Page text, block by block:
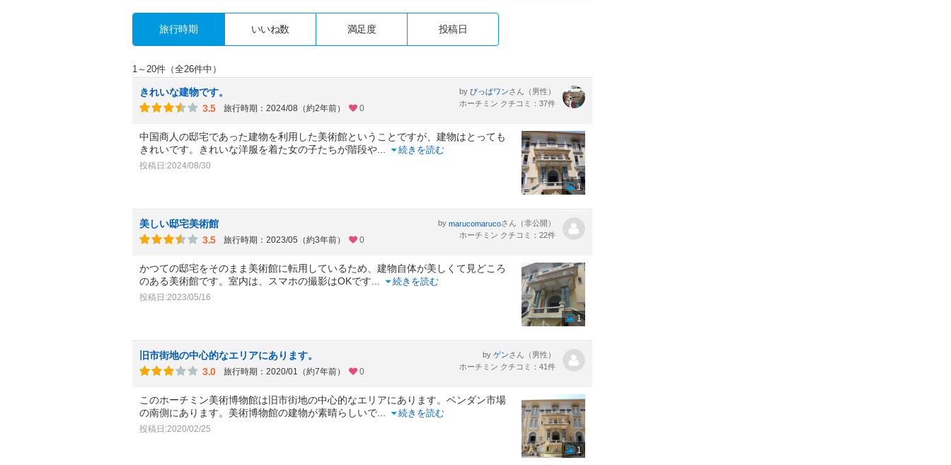
旅行時期 いいね数 満足度 投稿日
1～20件（全26件中）
きれいな建物です。
3.5
旅行時期：2024/08（約2年前） 0
by びっぱワンさん（男性）
ホーチミン クチコミ：37件
中国商人の邸宅であった建物を利用した美術館ということですが、建物はとっても
きれいです。きれいな洋服を着た女の子たちが階段や
続きを読む
投稿日:2024/08/30
1
美しい邸宅美術館
3.5
旅行時期：2023/05（約3年前） 0
by marucomarucoさん（非公開）
ホーチミン クチコミ：22件
かつての邸宅をそのまま美術館に転用しているため、建物自体が美しくて見どころ
のある美術館です。室内は、スマホの撮影はOKです
続きを読む
投稿日:2023/05/16
1
旧市街地の中心的なエリアにあります。
3.0
旅行時期：2020/01（約7年前） 0
by ゲンさん（男性）
ホーチミン クチコミ：41件
このホーチミン美術博物館は旧市街地の中心的なエリアにあります。ベンダン市場
の南側にあります。美術博物館の建物が素晴らしいで
続きを読む
投稿日:2020/02/25
1